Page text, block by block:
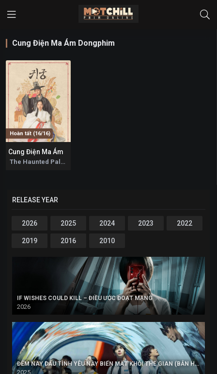
Cung Điện Ma Ám Dongphim
Hoàn tất (16/16)
5.3
Cung Điện Ma Ám
The Haunted Palace 2025
RELEASE YEAR
2026 2025 2024 2023 2022
2019 2016 2010
IF WISHES COULD KILL – ĐIỀU ƯỚC ĐOẠT MẠNG
2026
ĐÊM NAY DẪU TÌNH YÊU NÀY BIẾN MẤT KHỎI THẾ GIAN (BẢN HÀN)
2025